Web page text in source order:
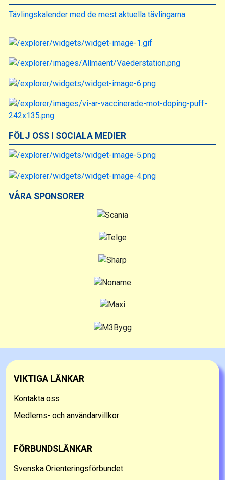
Tävlingskalender med de mest aktuella tävlingarna
FÖLJ OSS I SOCIALA MEDIER
VÅRA SPONSORER
VIKTIGA LÄNKAR
Kontakta oss
Medlems- och användarvillkor
FÖRBUNDSLÄNKAR
Svenska Orienteringsförbundet